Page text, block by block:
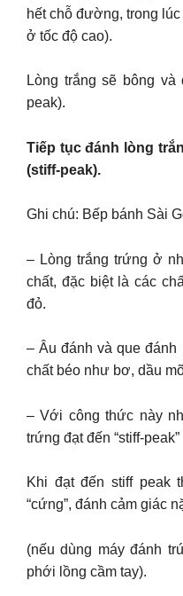
hết chỗ đường, trong
ở tốc độ cao).
Lòng trắng sẽ bông và
peak).
Tiếp tục đánh lòng
(stiff-peak).
Ghi chú: Bếp bánh Sài
– Lòng trắng trứng ở
chất, đặc biệt là các
đỏ.
– Âu đánh và que đánh
chất béo như bơ, dầu
– Với công thức này
trứng đạt đến “stiff-
Khi đạt đến stiff peak
“cứng”, đánh cảm giác
(nếu dùng máy đánh
phới lồng cầm tay).